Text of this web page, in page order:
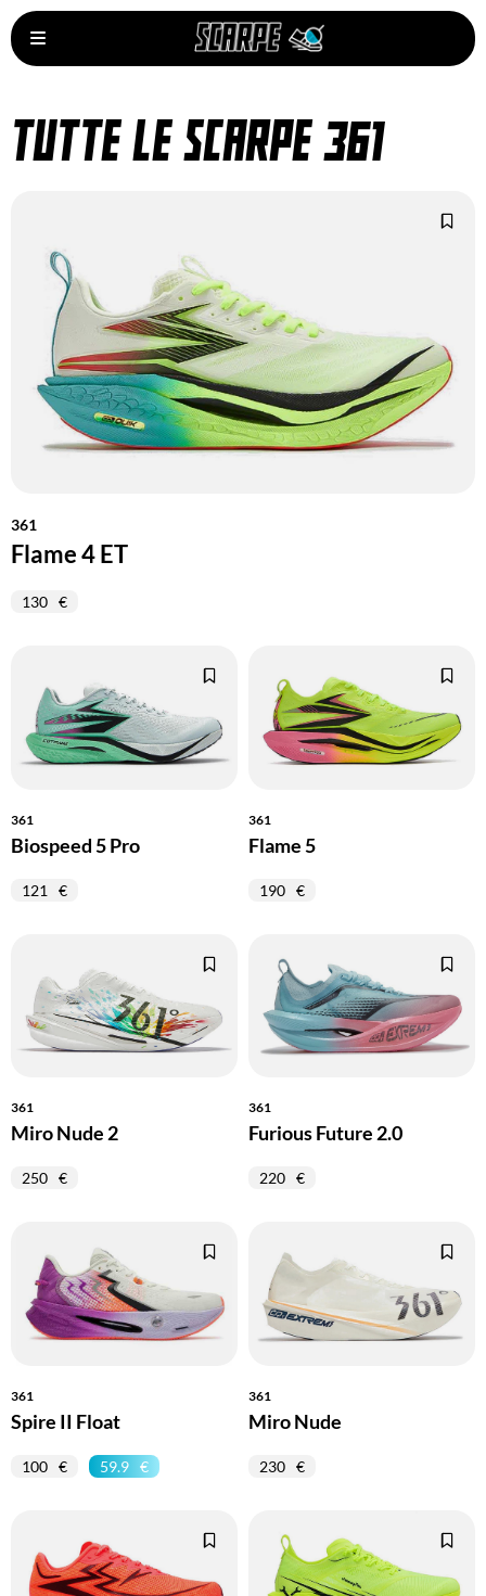
TUTTE LE SCARPE 361
361
Flame 4 ET
130
361
Biospeed 5 Pro
121
361
Flame 5
190
361
Miro Nude 2
250
361
Furious Future 2.0
220
361
Spire II Float
100 59.9
361
Miro Nude
230